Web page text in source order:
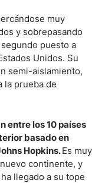
muy
y sobrepasando
puesto a
Unidos. Su
semi-aislamiento,
la prueba de
entre los 10 países
basado en
Hopkins.Es muy
continente, y
llegado a su tope